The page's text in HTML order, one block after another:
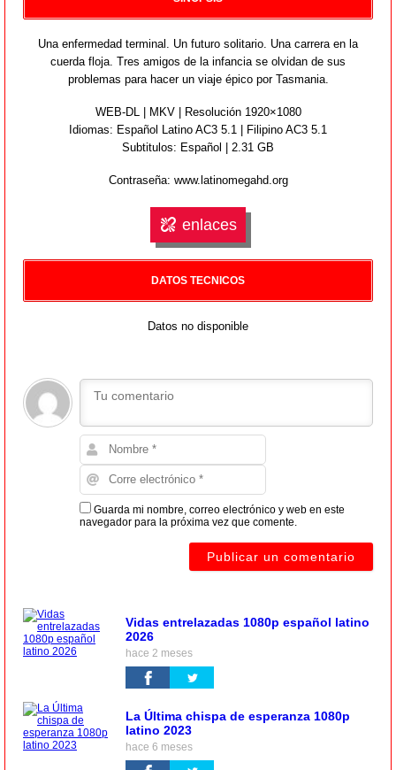
Una enfermedad terminal. Un futuro solitario. Una carrera en la
cuerda floja. Tres amigos de la infancia se olvidan de sus
problemas para hacer un viaje épico por Tasmania.
WEB-DL | MKV | Resolución 1920×1080
Idiomas: Español Latino AC3 5.1 | Filipino AC3 5.1
Subtitulos: Español | 2.31 GB
Contraseña: www.latinomegahd.org
enlaces
DATOS TECNICOS
Datos no disponible
Guarda mi nombre, correo electrónico y web en este
navegador para la próxima vez que comente.
Vidas entrelazadas 1080p español latino
2026
hace 2 meses
La Última chispa de esperanza 1080p
latino 2023
hace 6 meses